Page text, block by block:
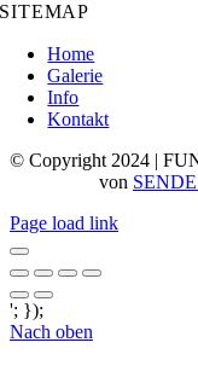
SITEMAP
Home
Galerie
Info
Kontakt
© Copyright 2024 |
von
Page load link
'; });
Nach oben